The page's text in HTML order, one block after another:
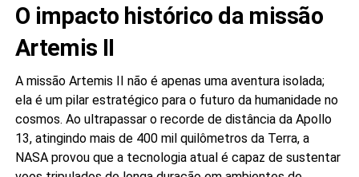
O impacto histórico da missão
Artemis II
A missão Artemis II não é apenas uma aventura isolada;
ela é um pilar estratégico para o futuro da humanidade no
cosmos. Ao ultrapassar o recorde de distância da Apollo
13, atingindo mais de 400 mil quilômetros da Terra, a
NASA provou que a tecnologia atual é capaz de sustentar